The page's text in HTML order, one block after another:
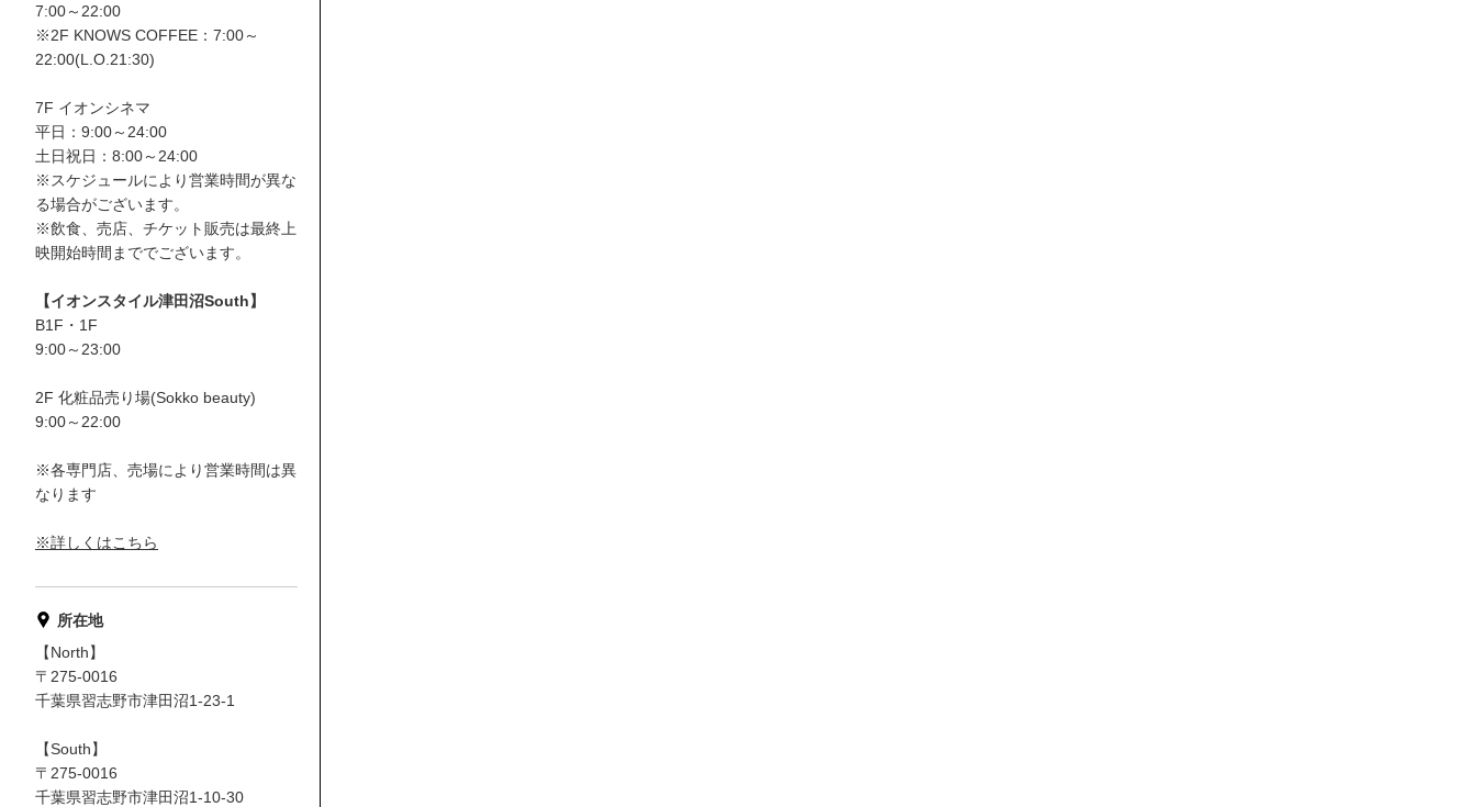
7:00～22:00
※2F KNOWS COFFEE：7:00～
22:00(L.O.21:30)
7F イオンシネマ
平日：9:00～24:00
土日祝日：8:00～24:00
※スケジュールにより営業時間が異な
る場合がございます。
※飲食、売店、チケット販売は最終上
映開始時間まででございます。
【イオンスタイル津田沼South】
B1F・1F
9:00～23:00
2F 化粧品売り場(Sokko beauty)
9:00～22:00
※各専門店、売場により営業時間は異
なります
※詳しくはこちら
所在地
【North】
〒275-0016
千葉県習志野市津田沼1-23-1
【South】
〒275-0016
千葉県習志野市津田沼1-10-30